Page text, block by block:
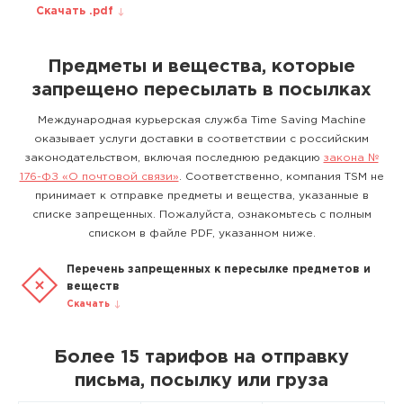
Скачать .pdf
Предметы и вещества, которые
запрещено пересылать в посылках
Международная курьерская служба Time Saving Machine
оказывает услуги доставки в соответствии с российским
законодательством, включая последнюю редакцию закона №
176-ФЗ «О почтовой связи» . Соответственно, компания TSM не
принимает к отправке предметы и вещества, указанные в
списке запрещенных. Пожалуйста, ознакомьтесь с полным
списком в файле PDF, указанном ниже.
Перечень запрещенных к пересылке предметов и
веществ
Скачать
Более 15 тарифов на отправку
письма, посылку или груза